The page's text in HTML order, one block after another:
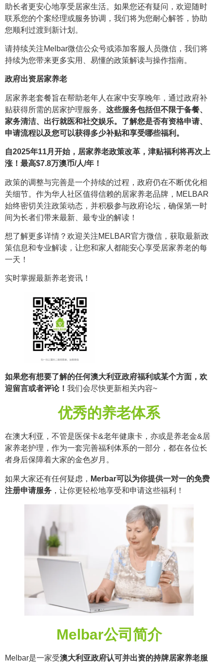
助长者更安心地享受居家生活。如果您还有疑问，欢迎随时
联系您的个案经理或服务协调，我们将为您耐心解答，协助
您顺利过渡到新计划。
请持续关注Melbar微信公众号或添加客服人员微信，我们将
持续为您带来更多实用、易懂的政策解读与操作指南。
政府出资居家养老
居家养老套餐旨在帮助老年人在家中安享晚年，通过政府补
贴获得所需的居家护理服务。 这些服务包括但不限于备餐、
家务清洁、出行就医和社交娱乐。了解您是否有资格申请、
申请流程以及您可以获得多少补贴和享受哪些福利。
自2025年11月开始，居家养老政策改革，津贴福利将再次上
涨！最高$7.8万澳币/人/年！
政策的调整与完善是一个持续的过程，政府仍在不断优化相
关细节。作为华人社区值得信赖的居家养老品牌，MELBAR
始终密切关注政策动态，并积极参与政府论坛，确保第一时
间为长者们带来最新、最专业的解读！
想了解更多详情？欢迎关注MELBAR官方微信，获取最新政
策信息和专业解读，让您和家人都能安心享受居家养老的每
一天！
实时掌握最新养老资讯！
如果您有想要了解的任何澳大利亚政府福利或某个方面，欢
迎留言或者评论！ 我们会尽快更新相关内容~
优秀的养老体系
在澳大利亚，不管是医保卡&老年健康卡，亦或是养老金&居
家养老护理，作为一套完善福利体系的一部分，都在各位长
者身后保障着大家的金色岁月。
如果大家还有任何疑虑， Merbar可以为你提供一对一的免费
注册申请服务 ，让你更轻松地享受和申请这些福利！
Melbar公司简介
Melbar是一家受澳大利亚政府认可并出资的持牌居家养老服